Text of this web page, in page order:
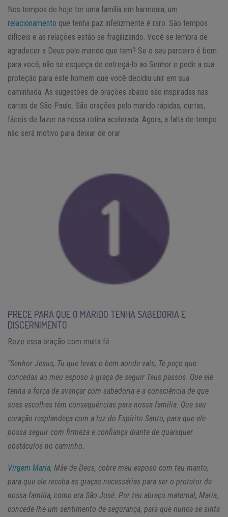
Nos tempos de hoje ter uma família em harmonia, um
relacionamento que tenha paz infelizmente é raro. São tempos
difíceis e as relações estão se fragilizando. Você se lembra de
agradecer a Deus pelo marido que tem? Se o seu parceiro é bom
para você, não se esqueça de entregá-lo ao Senhor e pedir a sua
proteção para este homem que você decidiu unir em sua
caminhada. As sugestões de orações abaixo são inspiradas nas
cartas de São Paulo. São orações pelo marido rápidas, curtas,
fáceis de fazer na nossa rotina acelerada. Agora, a falta de tempo
não será motivo para deixar de orar.
PRECE PARA QUE O MARIDO TENHA SABEDORIA E
DISCERNIMENTO
Reze essa oração com muita fé:
“Senhor Jesus, Tu que levas o bem aonde vais, Te peço que
concedas ao meu esposo a graça de seguir Teus passos. Que ele
tenha a força de avançar com sabedoria e a consciência de que
suas escolhas têm consequências para nossa família. Que seu
coração resplandeça com a luz do Espírito Santo, para que ele
possa seguir com firmeza e confiança diante de quaisquer
obstáculos no caminho.
Virgem Maria, Mãe de Deus, cobre meu esposo com teu manto,
para que ele receba as graças necessárias para ser o protetor de
nossa família, como era São José. Por teu abraço maternal, Maria,
concede-lhe um sentimento de segurança, para que nunca se sinta